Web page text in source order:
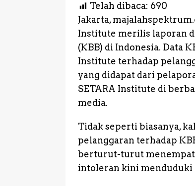
c
e
b
o
o
k
it
te
r
a
ts
A
p
p
n
e a
o
Telah dibaca: 690
Jakarta,
Institute merilis laporan
(KBB) di Indonesia. Data
Institute terhadap
yang didapat dari
SETARA Institute di
media.
Tidak seperti biasanya,
pelanggaran terhadap
berturut-turut menempati
intoleran kini menduduki